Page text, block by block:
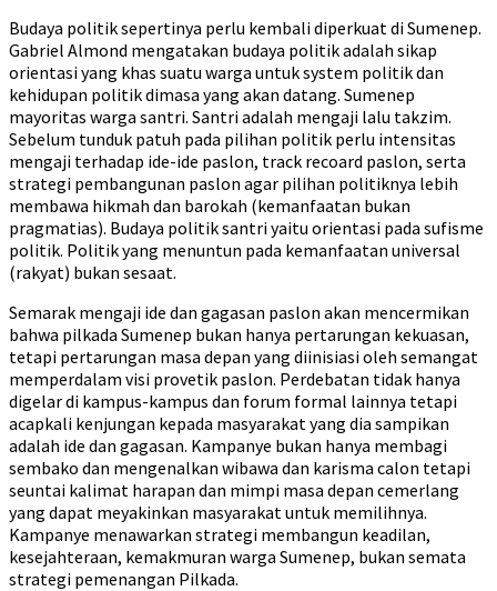
Budaya politik sepertinya perlu kembali diperkuat di Sumenep.
Gabriel Almond mengatakan budaya politik adalah sikap
orientasi yang khas suatu warga untuk system politik dan
kehidupan politik dimasa yang akan datang. Sumenep
mayoritas warga santri. Santri adalah mengaji lalu takzim.
Sebelum tunduk patuh pada pilihan politik perlu intensitas
mengaji terhadap ide-ide paslon, track recoard paslon, serta
strategi pembangunan paslon agar pilihan politiknya lebih
membawa hikmah dan barokah (kemanfaatan bukan
pragmatias). Budaya politik santri yaitu orientasi pada sufisme
politik. Politik yang menuntun pada kemanfaatan universal
(rakyat) bukan sesaat.
Semarak mengaji ide dan gagasan paslon akan mencermikan
bahwa pilkada Sumenep bukan hanya pertarungan kekuasan,
tetapi pertarungan masa depan yang diinisiasi oleh semangat
memperdalam visi provetik paslon. Perdebatan tidak hanya
digelar di kampus-kampus dan forum formal lainnya tetapi
acapkali kenjungan kepada masyarakat yang dia sampikan
adalah ide dan gagasan. Kampanye bukan hanya membagi
sembako dan mengenalkan wibawa dan karisma calon tetapi
seuntai kalimat harapan dan mimpi masa depan cemerlang
yang dapat meyakinkan masyarakat untuk memilihnya.
Kampanye menawarkan strategi membangun keadilan,
kesejahteraan, kemakmuran warga Sumenep, bukan semata
strategi pemenangan Pilkada.